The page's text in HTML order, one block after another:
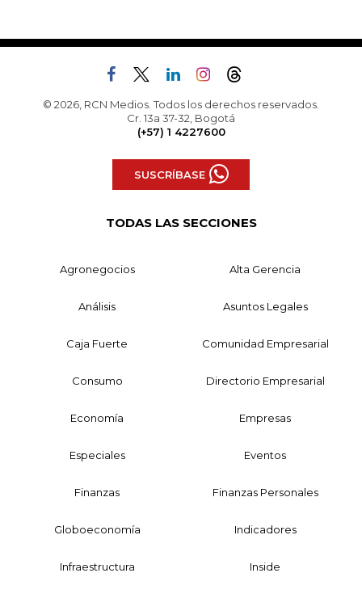
© 2026, RCN Medios. Todos los derechos reservados.
Cr. 13a 37-32, Bogotá
(+57) 1 4227600
SUSCRÍBASE
TODAS LAS SECCIONES
Agronegocios Alta Gerencia
Análisis Asuntos Legales
Caja Fuerte Comunidad Empresarial
Consumo Directorio Empresarial
Economía Empresas
Especiales Eventos
Finanzas Finanzas Personales
Globoeconomía Indicadores
Infraestructura Inside